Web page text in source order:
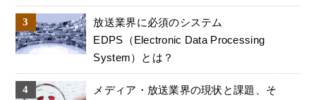
放送業界に必須のシステム
EDPS（Electronic Data Processing
System）とは？
メディア・放送業界の現状と課題、そ